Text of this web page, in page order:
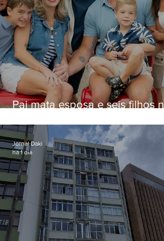
Pai mata esposa e seis filhos
Jornal Daki
há 1 dia